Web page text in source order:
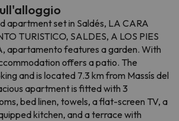
apartment set in Saldés, LA CARA
TURISTICO, SALDES, A LOS PIES
apartamento features a garden. With
offers a patio. The
and is located 7.3 km from Massís del
apartment is fitted with 3
bed linen, towels, a flat-screen TV, a
kitchen, and a terrace with